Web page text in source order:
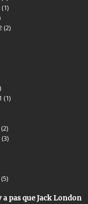
(1)
(2)
(1)
(2)
(3)
(5)
a pas que Jack London